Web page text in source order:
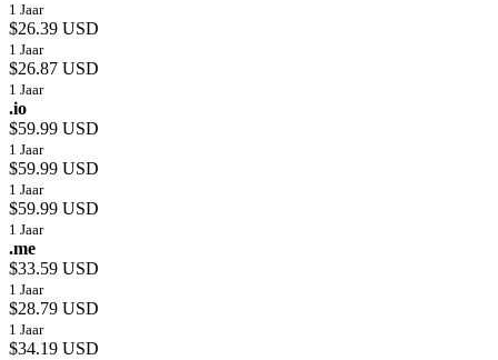
1 Jaar
$26.39 USD
1 Jaar
$26.87 USD
1 Jaar
.io
$59.99 USD
1 Jaar
$59.99 USD
1 Jaar
$59.99 USD
1 Jaar
.me
$33.59 USD
1 Jaar
$28.79 USD
1 Jaar
$34.19 USD